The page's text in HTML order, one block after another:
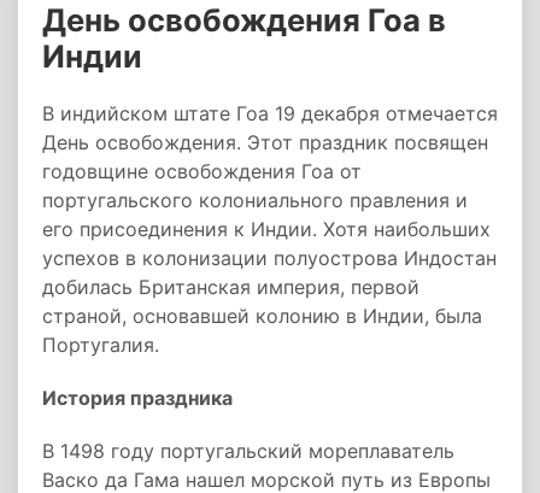
День освобождения Гоа в
Индии
В индийском штате Гоа 19 декабря отмечается
День освобождения. Этот праздник посвящен
годовщине освобождения Гоа от
португальского колониального правления и
его присоединения к Индии. Хотя наибольших
успехов в колонизации полуострова Индостан
добилась Британская империя, первой
страной, основавшей колонию в Индии, была
Португалия.
История праздника
В 1498 году португальский мореплаватель
Васко да Гама нашел морской путь из Европы